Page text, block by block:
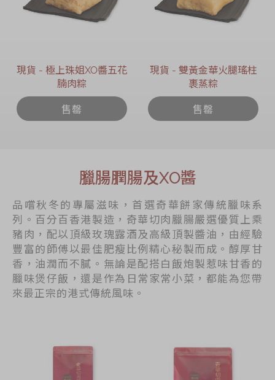
現貨 - 極上珠姐XO醬五花
腩肉粽
售罄
現貨 - 雙黃金華火腿瑤柱
裹蒸粽
售罄
臘腸膶腸及XO醬
品嚐秋冬的專屬滋味，首選奇華餅家傳統臘味系
列。百分百香港製造，奇華切肉臘腸嚴選優質上乘
豬肉，配以頂級玫瑰露酒及高級頂製醬油，由經驗
豐富的師傅以最佳肥瘦比例精心秘製而成。醇厚甘
香，油潤而不膩。無論是配搭白飯炮製惹味甘香的
臘味煲仔飯，還是作為日常家常小菜，都能為您帶
來最正宗的港式傳統風味。